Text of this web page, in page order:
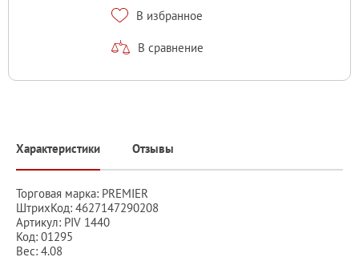
В избранное
В сравнение
Характеристики Отзывы
Торговая марка: PREMIER
ШтрихКод: 4627147290208
Артикул: PIV 1440
Код: 01295
Вес: 4.08